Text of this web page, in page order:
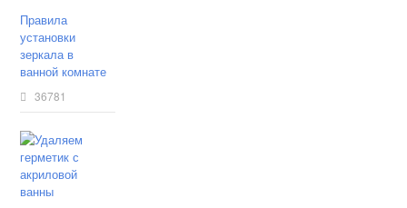
Правила
установки
зеркала в
ванной комнате
36781